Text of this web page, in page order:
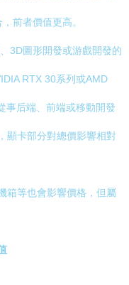
前者價值更高。
3D圖形開發或游戲開發的
RTX 30系列或AMD
事后端、前端或移動開發
顯卡部分對總價影響相對
箱等也會影響價格，但屬